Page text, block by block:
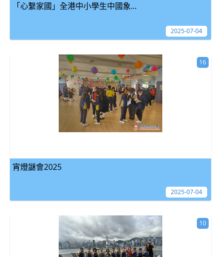
「心繫家國」全港中小學生中國象...
2025-07-04
宵燈謎會2025
16
2025-07-04
10